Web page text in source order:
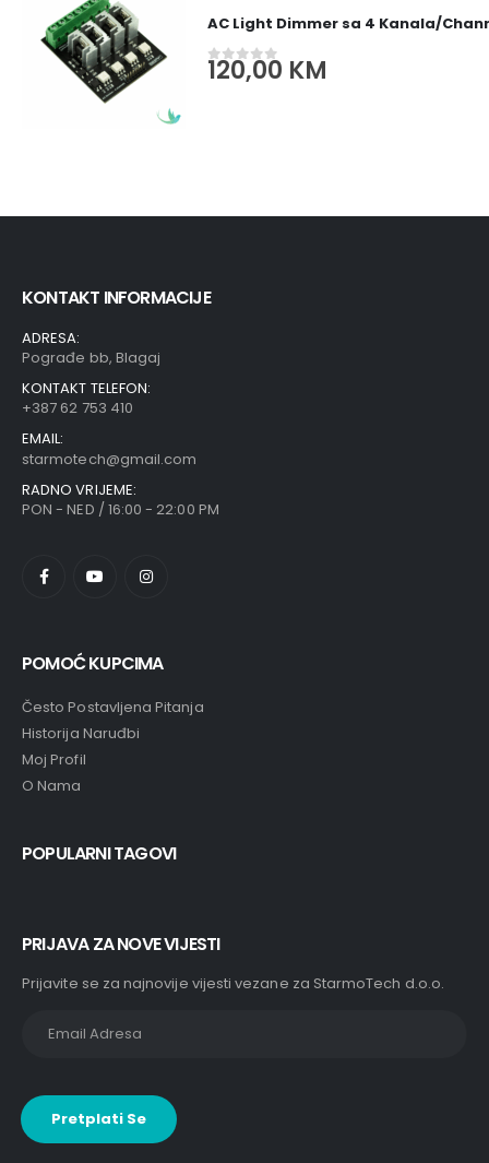
AC Light Dimmer sa 4 Kanala/
out of 5
120,00 KM
KONTAKT INFORMACIJE
ADRESA:
Pograđe bb, Blagaj
KONTAKT TELEFON:
+387 62 753 410
EMAIL:
starmotech@gmail.com
RADNO VRIJEME:
PON - NED / 16:00 - 22:00 PM
POMOĆ KUPCIMA
Često Postavljena Pitanja
Historija Naruđbi
Moj Profil
O Nama
POPULARNI TAGOVI
PRIJAVA ZA NOVE VIJESTI
Prijavite se za najnovije vijesti vezane za StarmoTech d.o.o.